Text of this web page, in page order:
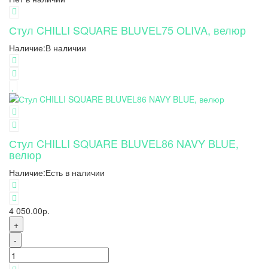
Стул CHILLI SQUARE BLUVEL75 OLIVA, велюр
Наличие:В наличии
Стул CHILLI SQUARE BLUVEL86 NAVY BLUE,
велюр
Наличие:Есть в наличии
4 050.00р.
+
-